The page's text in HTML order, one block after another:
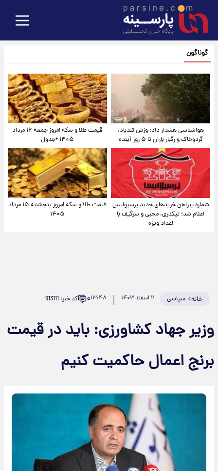
گوناگون
هواشناسی هشدار داد: وزش تندباد،
گردوخاک و رگبار باران تا ۵ روز آینده
قیمت طلا و سکه امروز جمعه ۱۶ مرداد
۱۴۰۵ +جدول
شماره پیراهن خریدهای جدید پرسپولیس
اعلام شد؛ تیکدری، محبی و سرگیف با
اعداد ویژه
قیمت طلا و سکه امروز پنجشنبه ۱۵ مرداد
۱۴۰۵
خانه>سیاسی ۱۱ اسفند ۱۴۰۳ ۱۳:۴۸۰ کد خبر: 913111
وزیر جهاد کشاورزی: باید در قیمت
برنج اعمال حاکمیت کنیم